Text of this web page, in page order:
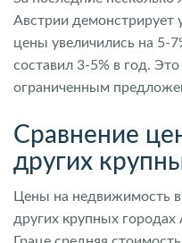
Австрии демонстрирует
цены увеличились на 5-
составил 3-5% в год.
ограниченным
Сравнение
других
Цены на недвижимость
других крупных